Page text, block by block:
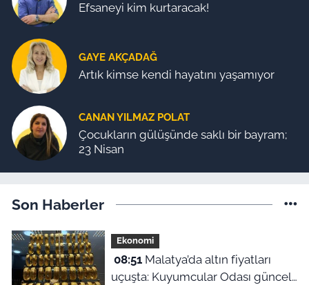
Efsaneyi kim kurtaracak!
GAYE AKÇADAĞ
Artık kimse kendi hayatını yaşamıyor
CANAN YILMAZ POLAT
Çocukların gülüşünde saklı bir bayram;
23 Nisan
Son Haberler
Ekonomi
08:51Malatya’da altın fiyatları
uçuşta: Kuyumcular Odası güncel